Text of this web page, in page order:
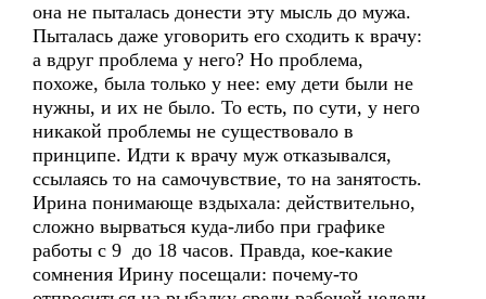
она не пыталась донести эту мысль до мужа.
Пыталась даже уговорить его сходить к врачу:
а вдруг проблема у него? Но проблема,
похоже, была только у нее: ему дети были не
нужны, и их не было. То есть, по сути, у него
никакой проблемы не существовало в
принципе. Идти к врачу муж отказывался,
ссылаясь то на самочувствие, то на занятость.
Ирина понимающе вздыхала: действительно,
сложно вырваться куда-либо при графике
работы с 9 до 18 часов. Правда, кое-какие
сомнения Ирину посещали: почему-то